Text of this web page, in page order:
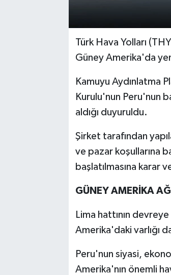
Türk Hava Yolları
Güney Amerika'da
Kamuyu Aydınlatma
Kurulu'nun Peru'nun
aldığı duyuruldu.
Şirket tarafından
ve pazar koşullarına
başlatılmasına
GÜNEY AMERİKA
Lima hattının
Amerika'daki varlığı
Peru'nun siyasi,
Amerika'nın önemli